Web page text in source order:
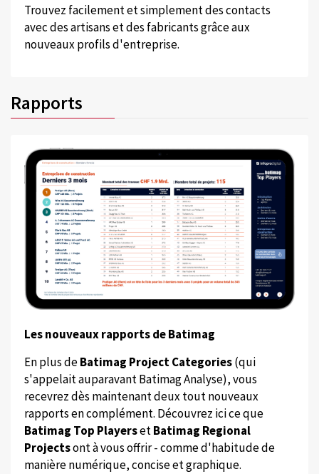
Trouvez facilement et simplement des contacts
avec des artisans et des fabricants grâce aux
nouveaux profils d'entreprise.
Rapports
Les nouveaux rapports de Batimag
En plus deBatimag Project Categories(qui
s'appelait auparavant Batimag Analyse), vous
recevrez dès maintenant deux tout nouveaux
rapports en complément. Découvrez ici ce que
Batimag Top PlayersetBatimag Regional
Projectsont à vous offrir - comme d'habitude de
manière numérique, concise et graphique.